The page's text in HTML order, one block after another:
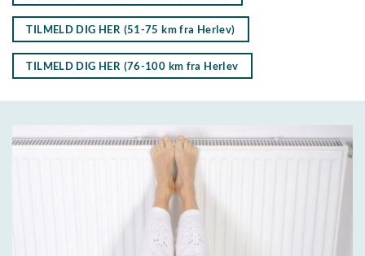
TILMELD DIG HER (51-75 km fra Herlev)
TILMELD DIG HER (76-100 km fra Herlev